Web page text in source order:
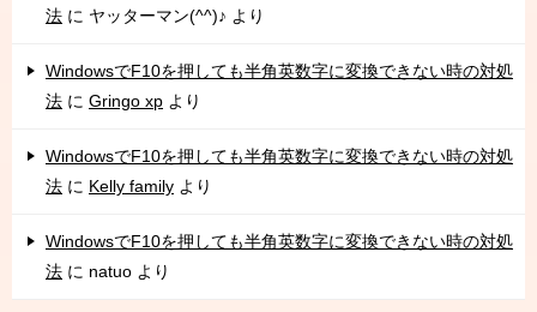
法 に ヤッターマン(^^)♪ より
WindowsでF10を押しても半角英数字に変換できない時の対処
法 に Gringo xp より
WindowsでF10を押しても半角英数字に変換できない時の対処
法 に Kelly family より
WindowsでF10を押しても半角英数字に変換できない時の対処
法 に natuo より